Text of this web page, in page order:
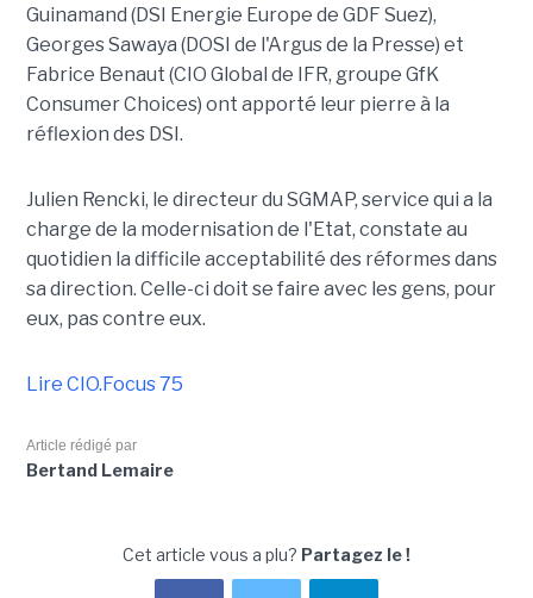
Guinamand (DSI Energie Europe de GDF Suez),
Georges Sawaya (DOSI de l'Argus de la Presse) et
Fabrice Benaut (CIO Global de IFR, groupe GfK
Consumer Choices) ont apporté leur pierre à la
réflexion des DSI.
Julien Rencki, le directeur du SGMAP, service qui a la
charge de la modernisation de l'Etat, constate au
quotidien la difficile acceptabilité des réformes dans
sa direction. Celle-ci doit se faire avec les gens, pour
eux, pas contre eux.
Lire CIO.Focus 75
Article rédigé par
Bertand Lemaire
Cet article vous a plu? Partagez le !